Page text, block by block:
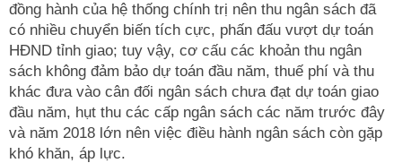
đồng hành của hệ thống chính trị nên thu ngân sách đã
có nhiều chuyển biến tích cực, phấn đấu vượt dự toán
HĐND tỉnh giao; tuy vậy, cơ cấu các khoản thu ngân
sách không đảm bảo dự toán đầu năm, thuế phí và thu
khác đưa vào cân đối ngân sách chưa đạt dự toán giao
đầu năm, hụt thu các cấp ngân sách các năm trước đây
và năm 2018 lớn nên việc điều hành ngân sách còn gặp
khó khăn, áp lực.